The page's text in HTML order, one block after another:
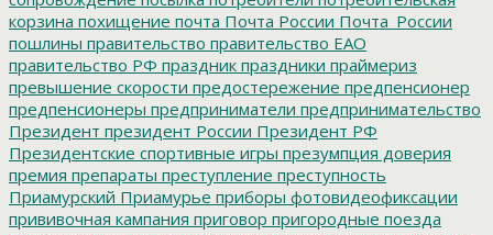
корзина похищение почта Почта России Почта_России
пошлины правительство правительство ЕАО
правительство РФ праздник праздники праймериз
превышение скорости предостережение предпенсионер
предпенсионеры предприниматели предпринимательство
Президент президент России Президент РФ
Президентские спортивные игры презумпция доверия
премия препараты преступление преступность
Приамурский Приамурье приборы фотовидеофиксации
прививочная кампания приговор пригородные поезда